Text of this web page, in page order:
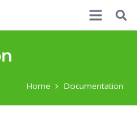
Home Documentation